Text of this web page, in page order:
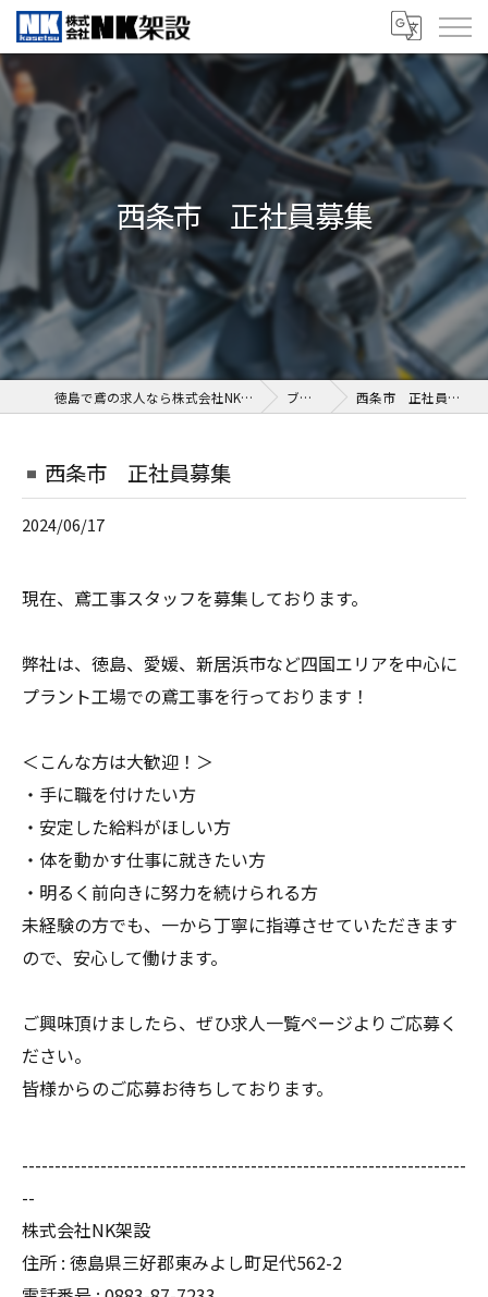
西条市 正社員募集
徳島で鳶の求人なら株式会社NK架設 ブログ 西条市 正社員募集
西条市 正社員募集
2024/06/17
現在、鳶工事スタッフを募集しております。
弊社は、徳島、愛媛、新居浜市など四国エリアを中心に
プラント工場での鳶工事を行っております！
＜こんな方は大歓迎！＞
・手に職を付けたい方
・安定した給料がほしい方
・体を動かす仕事に就きたい方
・明るく前向きに努力を続けられる方
未経験の方でも、一から丁寧に指導させていただきます
ので、安心して働けます。
ご興味頂けましたら、ぜひ求人一覧ページよりご応募く
ださい。
皆様からのご応募お待ちしております。
--------------------------------------------------------------------
--
株式会社NK架設
住所 : 徳島県三好郡東みよし町足代562-2